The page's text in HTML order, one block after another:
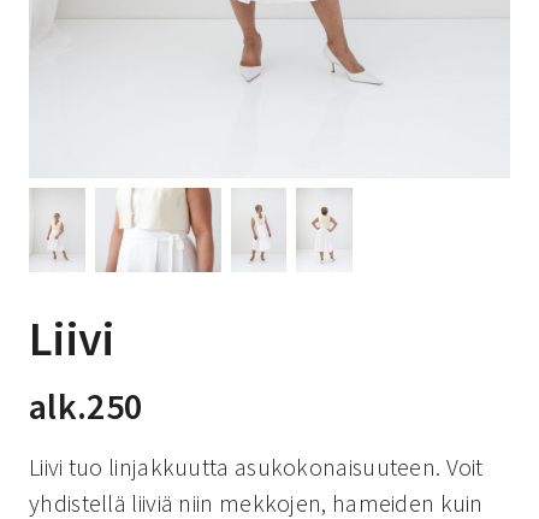
Liivi
alk.250
Liivi tuo linjakkuutta asukokonaisuuteen. Voit
yhdistellä liiviä niin mekkojen, hameiden kuin